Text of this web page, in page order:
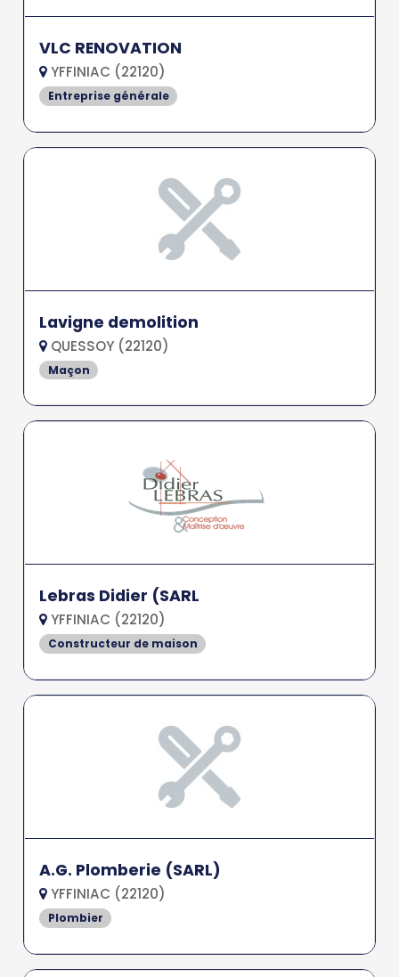
VLC RENOVATION
YFFINIAC (22120)
Entreprise générale
Lavigne demolition
QUESSOY (22120)
Maçon
Lebras Didier (SARL
YFFINIAC (22120)
Constructeur de maison
A.G. Plomberie (SARL)
YFFINIAC (22120)
Plombier